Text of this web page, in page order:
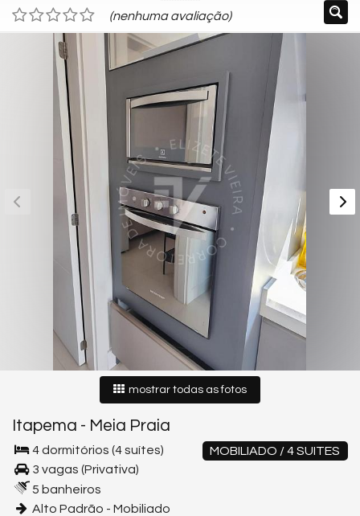
(nenhuma avaliação)
mostrar todas as fotos
Itapema - Meia Praia
MOBILIADO / 4 SUITES
4 dormitórios (4 suítes)
3 vagas (Privativa)
5 banheiros
Alto Padrão - Mobiliado